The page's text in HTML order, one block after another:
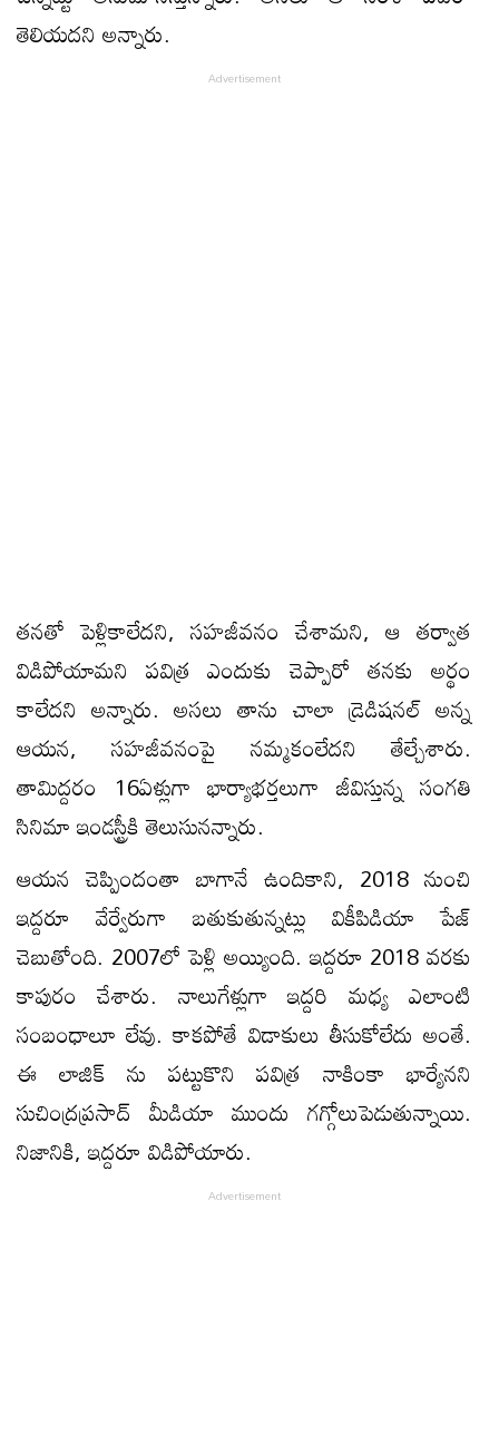
తెలియ‌ద‌ని అన్నారు.
త‌న‌తో పెళ్లికాలేద‌ని, స‌హ‌జీవ‌నం చేశామ‌ని, ఆ త‌ర్వాత
విడిపోయామ‌ని ప‌విత్ర‌ ఎందుకు చెప్పారో త‌న‌కు అర్థం
కాలేద‌ని అన్నారు. అస‌లు తాను చాలా డ్రెడిష‌న‌ల్ అన్న
ఆయ‌న, సహజీవనంపై న‌మ్మ‌కంలేద‌ని తేల్చేశారు.
తామిద్దరం 16ఏళ్లుగా భార్యాభ‌ర్త‌లుగా జీవిస్తున్న సంగ‌తి
సినిమా ఇండ‌స్ట్రీకి తెలుసున‌న్నారు.
ఆయ‌న చెప్పిందంతా బాగానే ఉందికాని, 2018 నుంచి
ఇద్ద‌రూ వేర్వేరుగా బ‌తుకుతున్న‌ట్లు వికీపిడియా పేజ్
చెబుతోంది. 2007లో పెళ్లి అయ్యింది. ఇద్ద‌రూ 2018 వ‌ర‌కు
కాపురం చేశారు. నాలుగేళ్లుగా ఇద్ద‌రి మ‌ధ్య ఎలాంటి
సంబంధాలూ లేవు. కాక‌పోతే విడాకులు తీసుకోలేదు అంతే.
ఈ లాజిక్ ను ప‌ట్టుకొని ప‌విత్ర నాకింకా భార్యేన‌ని
సుచింద్రప్రసాద్ మీడియా ముందు గగ్గోలుపెడుతున్నాయి.
నిజానికి, ఇద్ద‌రూ విడిపోయారు.